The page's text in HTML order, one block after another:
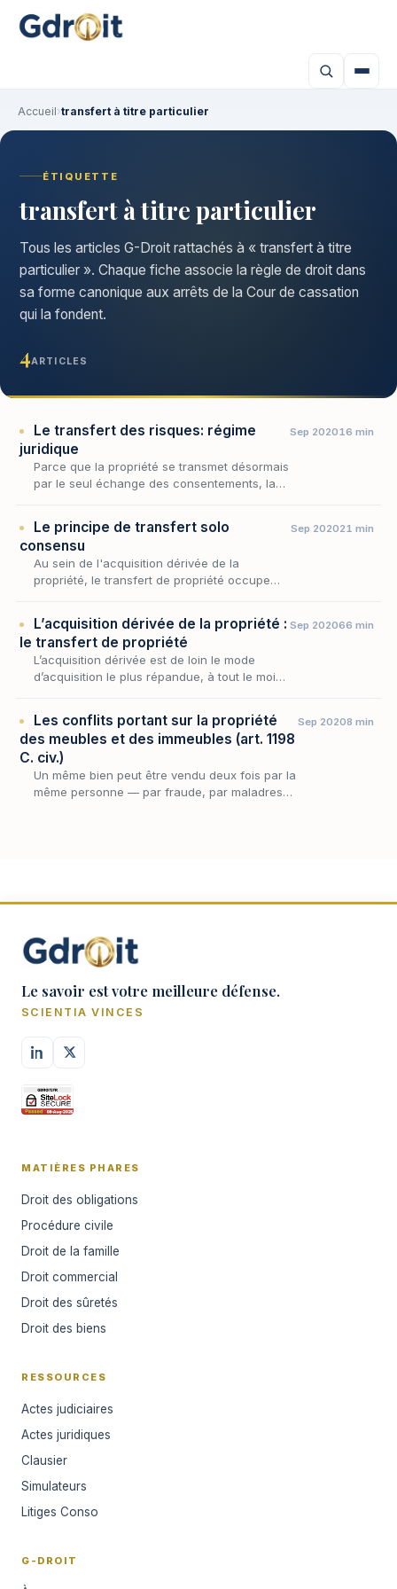
Accueil›transfert à titre particulier
ÉTIQUETTE
transfert à titre particulier
Tous les articles G-Droit rattachés à « transfert à titre
particulier ». Chaque fiche associe la règle de droit dans
sa forme canonique aux arrêts de la Cour de cassation
qui la fondent.
4ARTICLES
Le transfert des risques: régime
juridique
Parce que la propriété se transmet désormais
par le seul échange des consentements, la
d'un…
Sep 202016 min
Le principe de transfert solo
consensu
Au sein de l'acquisition dérivée de la
propriété, le transfert de propriété occupe
bien pa…
Sep 202021 min
L’acquisition dérivée de la propriété :
le transfert de propriété
L’acquisition dérivée est de loin le mode
d’acquisition le plus répandue, à tout le moins
t…
Sep 202066 min
Les conflits portant sur la propriété
des meubles et des immeubles (art. 1198
C. civ.)
Un même bien peut être vendu deux fois par la
même personne — par fraude, par maladresse
Sep 20208 min
Le savoir est votre meilleure défense.
SCIENTIA VINCES
MATIÈRES PHARES
Droit des obligations
Procédure civile
Droit de la famille
Droit commercial
Droit des sûretés
Droit des biens
RESSOURCES
Actes judiciaires
Actes juridiques
Clausier
Simulateurs
Litiges Conso
G-DROIT